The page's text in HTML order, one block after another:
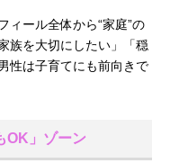
ィール全体から“家庭”の
族を大切にしたい」「穏
性は子育てにも前向きで
OK」ゾーン